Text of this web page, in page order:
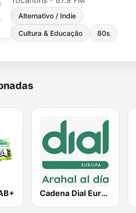
Alternativo / Indie
Cultura & Educação 80s
Cadena Dial Europa